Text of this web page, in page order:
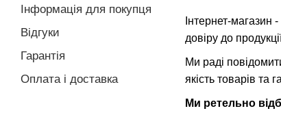
Інтернет-
довіру до
Ми раді
якість товарів
Ми ретельно
Інформація для покупця
Відгуки
Гарантія
Оплата і доставка